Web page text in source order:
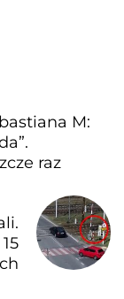
M:
raz